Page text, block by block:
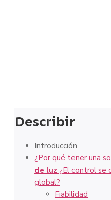
Describir
Introducción
¿Por qué tener una
de luz ¿El control se
global?
Fiabilidad